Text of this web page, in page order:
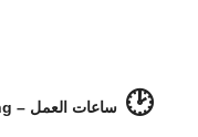
🕑 ساعات العمل – RMG Tax Consulting :